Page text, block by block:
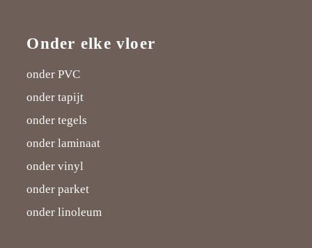
Onder elke vloer
onder PVC
onder tapijt
onder tegels
onder laminaat
onder vinyl
onder parket
onder linoleum